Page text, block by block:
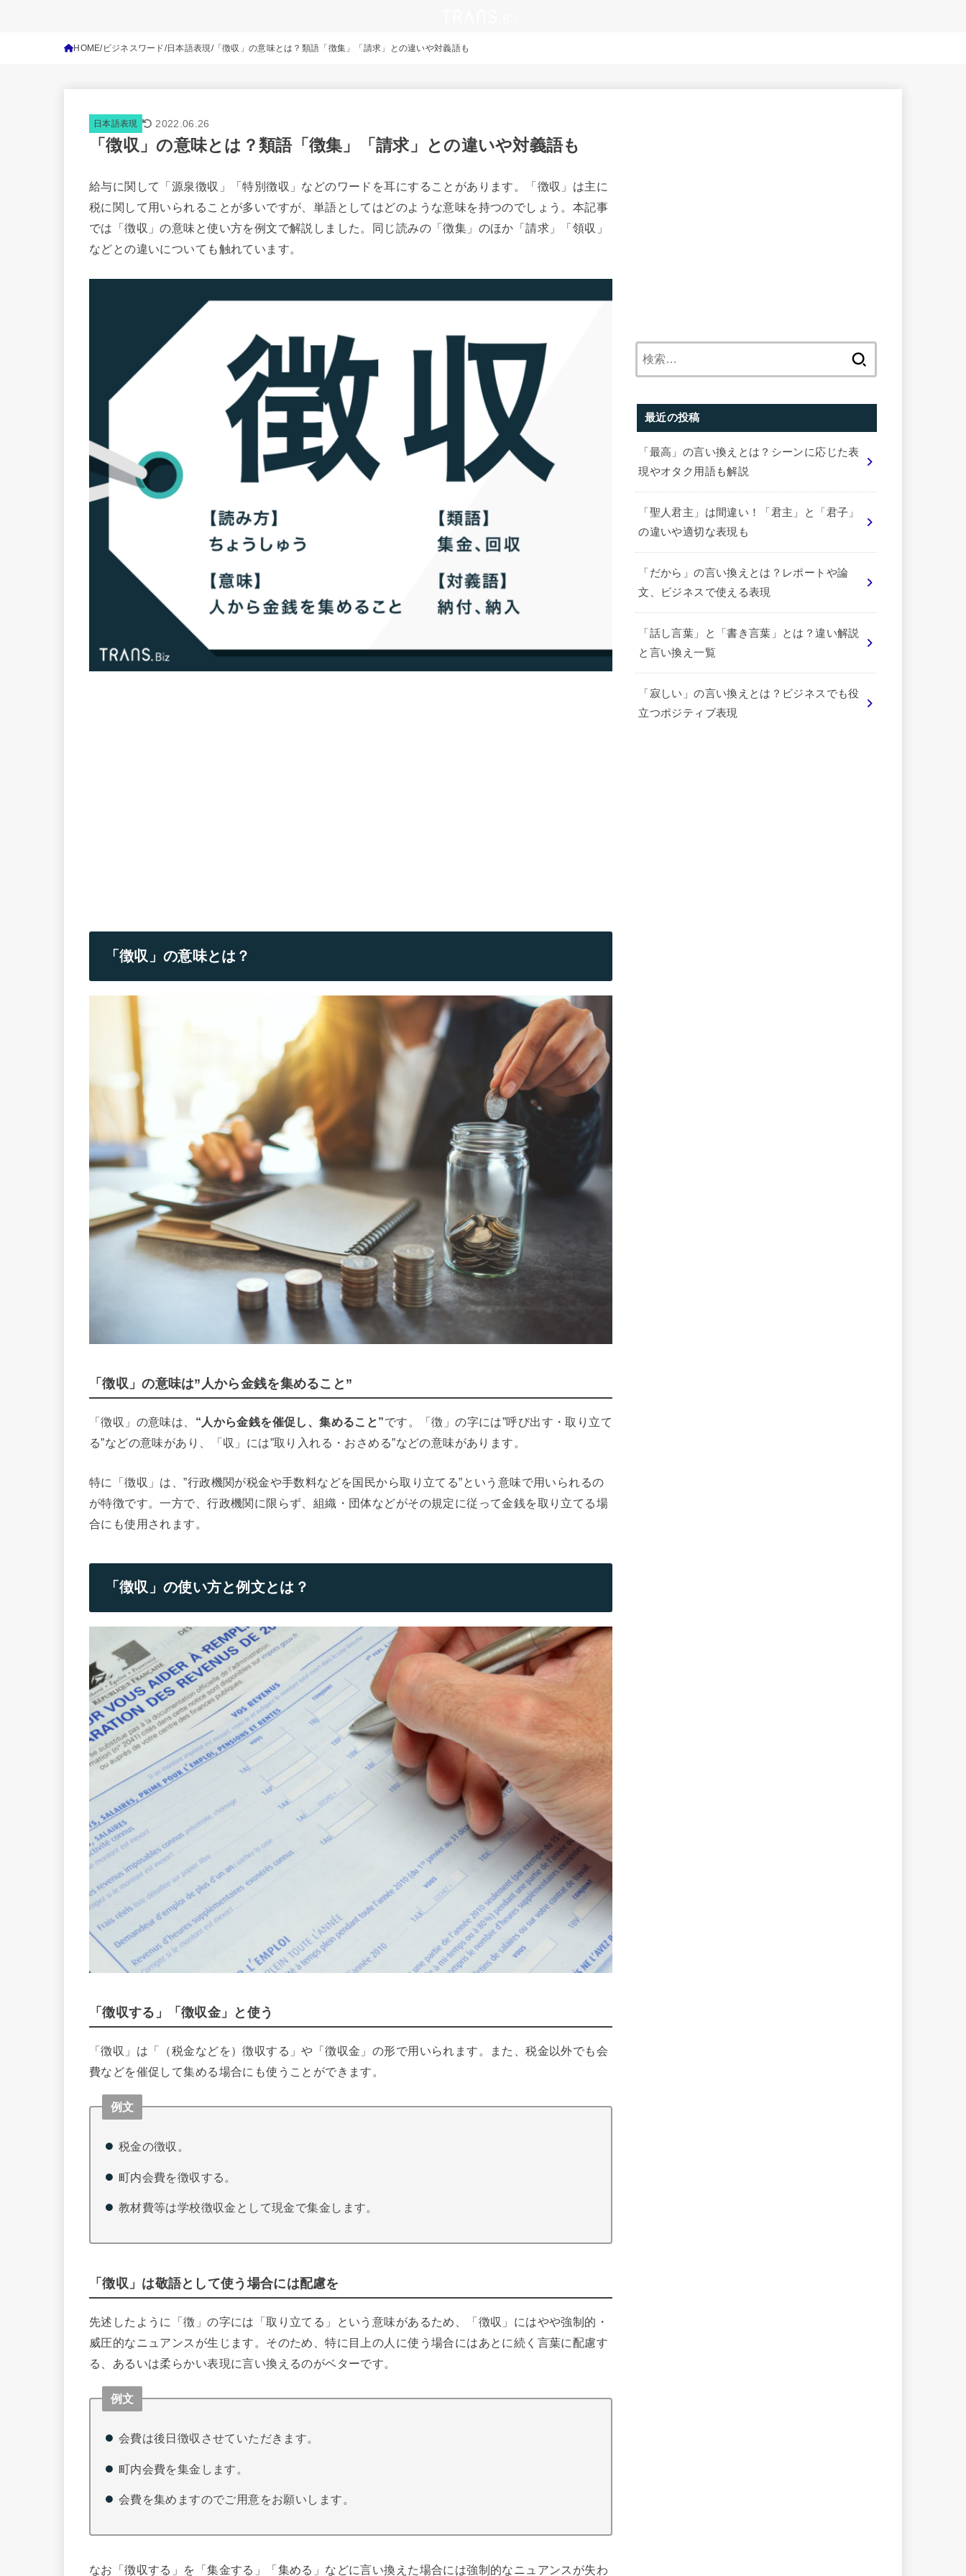
HOME ビジネスワード 日本語表現 「徴収」の意味とは？類語「徴集」「請求」との違いや対義語も
日本語表現 2022.06.26
「徴収」の意味とは？類語「徴集」「請求」との違いや対義語も
給与に関して「源泉徴収」「特別徴収」などのワードを耳にすることがあります。「徴収」は主に
税に関して用いられることが多いですが、単語としてはどのような意味を持つのでしょう。本記事
では「徴収」の意味と使い方を例文で解説しました。同じ読みの「徴集」のほか「請求」「領収」
などとの違いについても触れています。
「徴収」の意味とは？
「徴収」の意味は”人から金銭を集めること”
「徴収」の意味は、 “人から金銭を催促し、集めること”です。「徴」の字には”呼び出す・取り立て
る”などの意味があり、「収」には”取り入れる・おさめる”などの意味があります。
特に「徴収」は、”行政機関が税金や手数料などを国民から取り立てる”という意味で用いられるの
が特徴です。一方で、行政機関に限らず、組織・団体などがその規定に従って金銭を取り立てる場
合にも使用されます。
「徴収」の使い方と例文とは？
「徴収する」「徴収金」と使う
「徴収」は「（税金などを）徴収する」や「徴収金」の形で用いられます。また、税金以外でも会
費などを催促して集める場合にも使うことができます。
例文
税金の徴収。
町内会費を徴収する。
教材費等は学校徴収金として現金で集金します。
「徴収」は敬語として使う場合には配慮を
先述したように「徴」の字には「取り立てる」という意味があるため、「徴収」にはやや強制的・
威圧的なニュアンスが生じます。そのため、特に目上の人に使う場合にはあとに続く言葉に配慮す
る、あるいは柔らかい表現に言い換えるのがベターです。
例文
会費は後日徴収させていただきます。
町内会費を集金します。
会費を集めますのでご用意をお願いします。
なお「徴収する」を「集金する」「集める」などに言い換えた場合には強制的なニュアンスが失わ
最近の投稿
「最高」の言い換えとは？シーンに応じた表
現やオタク用語も解説
「聖人君主」は間違い！「君主」と「君子」
の違いや適切な表現も
「だから」の言い換えとは？レポートや論
文、ビジネスで使える表現
「話し言葉」と「書き言葉」とは？違い解説
と言い換え一覧
「寂しい」の言い換えとは？ビジネスでも役
立つポジティブ表現